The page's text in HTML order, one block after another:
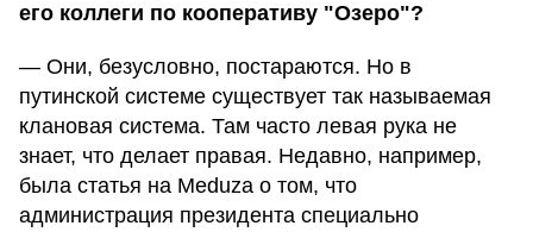
его коллеги по кооперативу "Озеро"?
— Они, безусловно, постараются. Но в
путинской системе существует так называемая
клановая система. Там часто левая рука не
знает, что делает правая. Недавно, например,
была статья на Meduza о том, что
администрация президента специально